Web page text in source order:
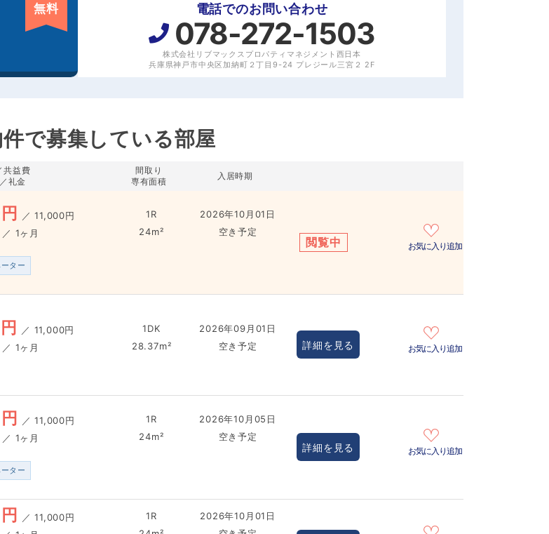
無料 電話でのお問い合わせ
078-272-1503
株式会社リブマックスプロパティマネジメント西日本
兵庫県神戸市中央区加納町２丁目9-24 プレジール三宮２ 2F
で募集している部屋
共益費
礼金
間取り
専有面積
入居時期
／11,000円
1ヶ月
1R
24m²
2026年10月01日
空き予定
ター
閲覧中 お気に入り追加
／ 11,000円
1ヶ月
1DK
28.37m²
2026年09月01日
空き予定
詳細を見る お気に入り追加
／11,000円
1ヶ月
1R
24m²
2026年10月05日
空き予定
ター
詳細を見る お気に入り追加
／11,000円
1R
2026年10月01日